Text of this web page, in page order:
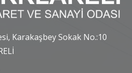
Karakaşbey Sokak No.:10